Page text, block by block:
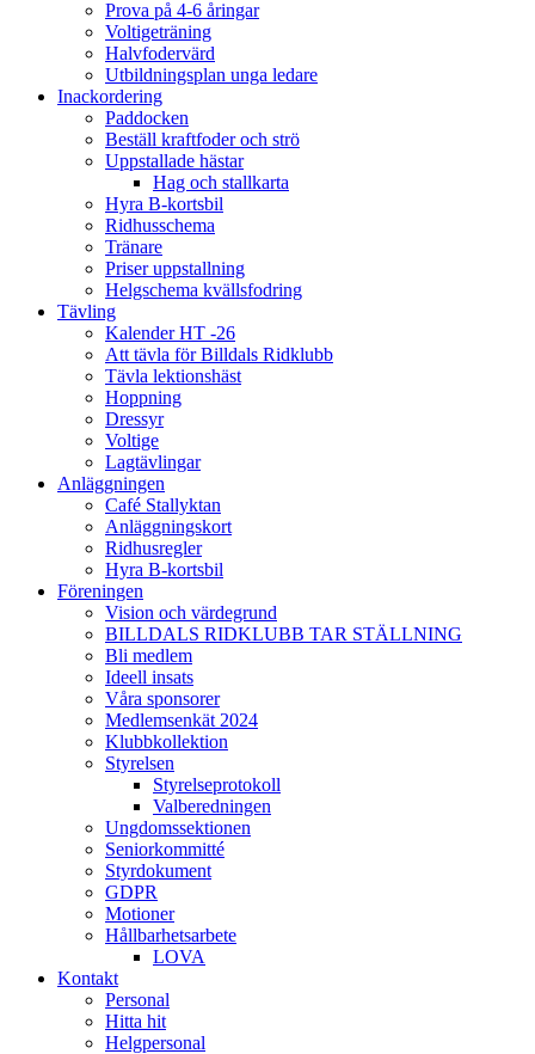
Prova på 4-6 åringar
Voltigeträning
Halvfodervärd
Utbildningsplan unga ledare
Inackordering
Paddocken
Beställ kraftfoder och strö
Uppstallade hästar
Hag och stallkarta
Hyra B-kortsbil
Ridhusschema
Tränare
Priser uppstallning
Helgschema kvällsfodring
Tävling
Kalender HT -26
Att tävla för Billdals Ridklubb
Tävla lektionshäst
Hoppning
Dressyr
Voltige
Lagtävlingar
Anläggningen
Café Stallyktan
Anläggningskort
Ridhusregler
Hyra B-kortsbil
Föreningen
Vision och värdegrund
BILLDALS RIDKLUBB TAR STÄLLNING
Bli medlem
Ideell insats
Våra sponsorer
Medlemsenkät 2024
Klubbkollektion
Styrelsen
Styrelseprotokoll
Valberedningen
Ungdomssektionen
Seniorkommitté
Styrdokument
GDPR
Motioner
Hållbarhetsarbete
LOVA
Kontakt
Personal
Hitta hit
Helgpersonal